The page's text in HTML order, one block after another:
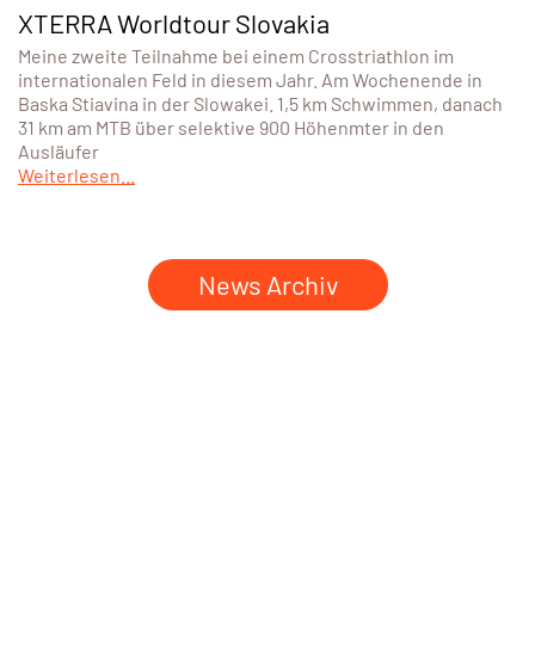
XTERRA Worldtour Slovakia
Meine zweite Teilnahme bei einem Crosstriathlon im
internationalen Feld in diesem Jahr. Am Wochenende in
Baska Stiavina in der Slowakei. 1,5 km Schwimmen, danach
31 km am MTB über selektive 900 Höhenmter in den
Ausläufer
Weiterlesen...
News Archiv